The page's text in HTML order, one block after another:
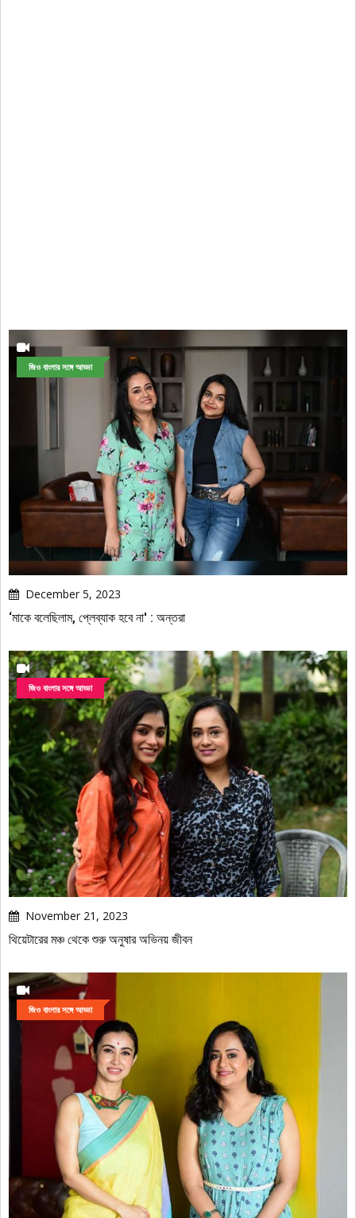
জিও বাংলার সঙ্গে আড্ডা
December 5, 2023
‘মাকে বলেছিলাম, প্লেব্যাক হবে না' : অন্তরা
জিও বাংলার সঙ্গে আড্ডা
November 21, 2023
থিয়েটারের মঞ্চ থেকে শুরু অনুষার অভিনয় জীবন
জিও বাংলার সঙ্গে আড্ডা